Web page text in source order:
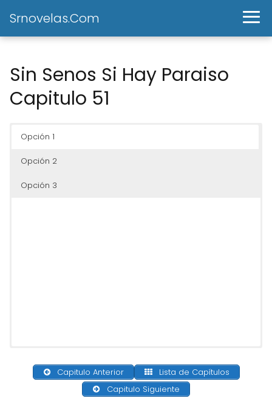
Srnovelas.Com
Sin Senos Si Hay Paraiso
Capitulo 51
Opción 1
Opción 2
Opción 3
Capitulo Anterior
Lista de Capítulos
Capitulo Siguiente